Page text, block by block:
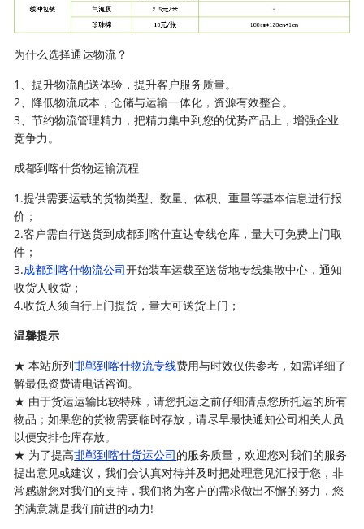
为什么选择通达物流？
1、提升物流配送体验，提升客户服务质量。
2、降低物流成本，仓储与运输一体化，资源有效整合。
3、节约物流管理精力，把精力集中到您的优势产品上，增强企业
竞争力。
成都到喀什货物运输流程
1.提供需要运载的货物类型、数量、体积、重量等基本信息进行报
价；
2.客户需自行送货到成都到喀什直达专线仓库，量大可免费上门取
件；
3.成都到喀什物流公司开始装车运载至送货地专线集散中心，通知
收货人收货；
4.收货人须自行上门提货，量大可送货上门；
温馨提示
★ 本站所列邯郸到喀什物流专线费用与时效仅供参考，如需详细了
解最低资费请电话咨询。
★ 由于货运运输比较特殊，请您托运之前仔细清点您所托运的所有
物品；如果您的货物需要临时存放，请尽早最快通知公司相关人员
以便安排仓库存放。
★ 为了提高邯郸到喀什货运公司的服务质量，欢迎您对我们的服务
提出意见或建议，我们会认真对待并及时把处理意见汇报于您，非
常感谢您对我们的支持，我们将为客户的需求做出不懈的努力，您
的满意就是我们前进的动力!